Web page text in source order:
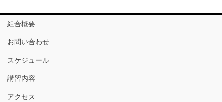
組合概要
お問い合わせ
スケジュール
講習内容
アクセス